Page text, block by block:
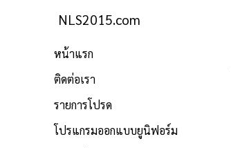
NLS2015.com
หน้าแรก
ติดต่อเรา
รายการโปรด
โปรแกรมออกแบบยูนิฟอร์ม